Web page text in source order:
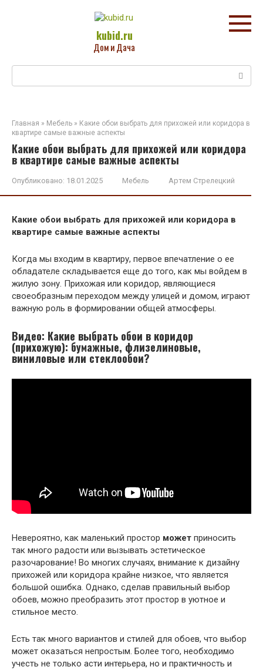
kubid.ru
Дом и Дача
Главная » Мебель » Какие обои выбрать для прихожей или коридора в
квартире самые важные аспекты
Какие обои выбрать для прихожей или коридора
в квартире самые важные аспекты
Опубликовано: 18.01.2025 Мебель Артем Стрелецкий
Какие обои выбрать для прихожей или коридора в
квартире самые важные аспекты
Когда мы входим в квартиру, первое впечатление о ее
обладателе складывается еще до того, как мы войдем в
жилую зону. Прихожая или коридор, являющиеся
своеобразным переходом между улицей и домом, играют
важную роль в формировании общей атмосферы.
Видео: Какие выбрать обои в коридор
(прихожую): бумажные, флизелиновые,
виниловые или стеклообои?
Невероятно, как маленький простор может приносить
так много радости или вызывать эстетическое
разочарование! Во многих случаях, внимание к дизайну
прихожей или коридора крайне низкое, что является
большой ошибка. Однако, сделав правильный выбор
обоев, можно преобразить этот простор в уютное и
стильное место.
Есть так много вариантов и стилей для обоев, что выбор
может оказаться непростым. Более того, необходимо
учесть не только асти интерьера, но и практичность и